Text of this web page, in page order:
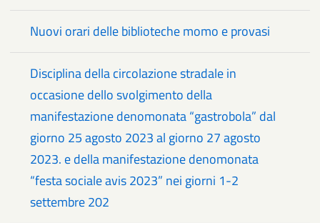
Nuovi orari delle biblioteche momo e provasi
Disciplina della circolazione stradale in
occasione dello svolgimento della
manifestazione denomonata “gastrobola” dal
giorno 25 agosto 2023 al giorno 27 agosto
2023. e della manifestazione denomonata
“festa sociale avis 2023” nei giorni 1-2
settembre 202